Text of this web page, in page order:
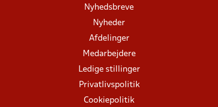
Nyhedsbreve
Nyheder
Afdelinger
Medarbejdere
Ledige stillinger
Privatlivspolitik
Cookiepolitik